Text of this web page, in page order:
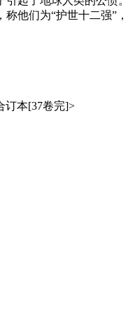
他们为“护世十二强”，
订本[37卷完]>